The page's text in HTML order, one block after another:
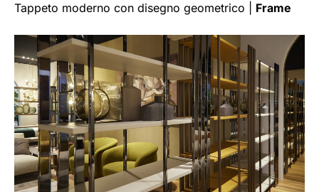
Tappeto moderno con disegno geometrico | Frame